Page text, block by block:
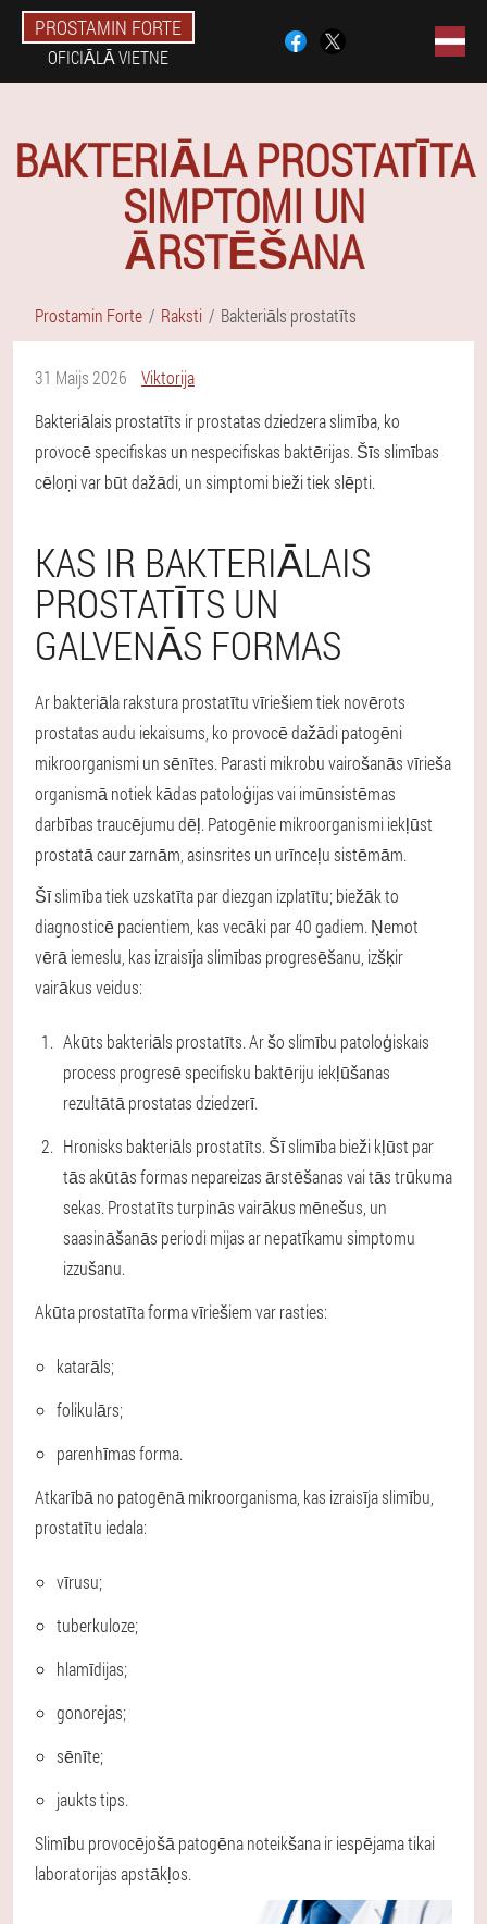
PROSTAMIN FORTE
OFICIĀLĀ VIETNE
BAKTERIĀLA PROSTATĪTA
SIMPTOMI UN
ĀRSTĒŠANA
Prostamin Forte Raksti Bakteriāls prostatīts
31 Maijs 2026
Viktorija
Bakteriālais prostatīts ir prostatas dziedzera slimība, ko
provocē specifiskas un nespecifiskas baktērijas. Šīs slimības
cēloņi var būt dažādi, un simptomi bieži tiek slēpti.
KAS IR BAKTERIĀLAIS
PROSTATĪTS UN
GALVENĀS FORMAS
Ar bakteriāla rakstura prostatītu vīriešiem tiek novērots
prostatas audu iekaisums, ko provocē dažādi patogēni
mikroorganismi un sēnītes. Parasti mikrobu vairošanās vīrieša
organismā notiek kādas patoloģijas vai imūnsistēmas
darbības traucējumu dēļ. Patogēnie mikroorganismi iekļūst
prostatā caur zarnām, asinsrites un urīnceļu sistēmām.
Šī slimība tiek uzskatīta par diezgan izplatītu; biežāk to
diagnosticē pacientiem, kas vecāki par 40 gadiem. Ņemot
vērā iemeslu, kas izraisīja slimības progresēšanu, izšķir
vairākus veidus:
Akūts bakteriāls prostatīts. Ar šo slimību patoloģiskais
process progresē specifisku baktēriju iekļūšanas
rezultātā prostatas dziedzerī.
Hronisks bakteriāls prostatīts. Šī slimība bieži kļūst par
tās akūtās formas nepareizas ārstēšanas vai tās trūkuma
sekas. Prostatīts turpinās vairākus mēnešus, un
saasināšanās periodi mijas ar nepatīkamu simptomu
izzušanu.
Akūta prostatīta forma vīriešiem var rasties:
katarāls;
folikulārs;
parenhīmas forma.
Atkarībā no patogēnā mikroorganisma, kas izraisīja slimību,
prostatītu iedala:
vīrusu;
tuberkuloze;
hlamīdijas;
gonorejas;
sēnīte;
jaukts tips.
Slimību provocējošā patogēna noteikšana ir iespējama tikai
laboratorijas apstākļos.